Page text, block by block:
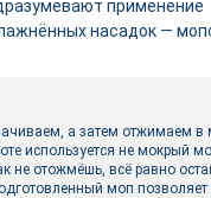
применение
насадок —
а затем отжимаем в
используется не мокрый
не отожмёшь, всё равно
моп позволяет